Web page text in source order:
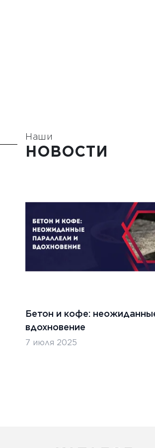
Наши
НОВОСТИ
Бетон и кофе:
вдохновение
7 июля 2025